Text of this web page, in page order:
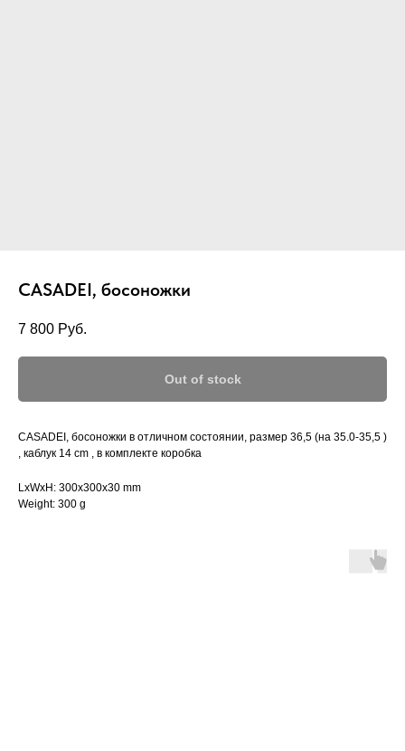
CASADEI, босоножки
7 800 Руб.
Out of stock
CASADEI, босоножки в отличном состоянии, размер 36,5 (на 35.0-35,5 )
, каблук 14 cm , в комплекте коробка
LxWxH: 300x300x30 mm
Weight: 300 g